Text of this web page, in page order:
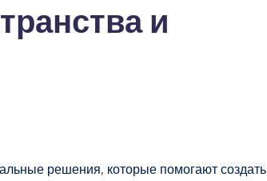
и
решения, которые помогают создать